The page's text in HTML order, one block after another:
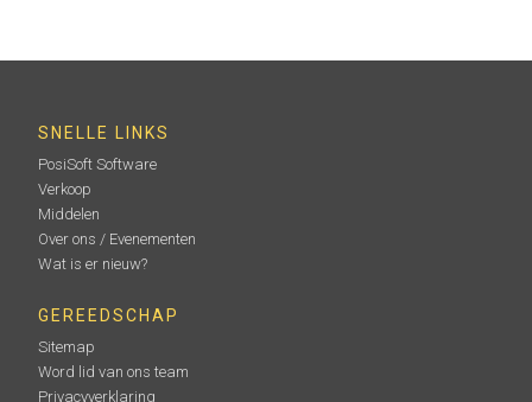
SNELLE LINKS
PosiSoft Software
Verkoop
Middelen
Over ons / Evenementen
Wat is er nieuw?
GEREEDSCHAP
Sitemap
Word lid van ons team
Privacyverklaring